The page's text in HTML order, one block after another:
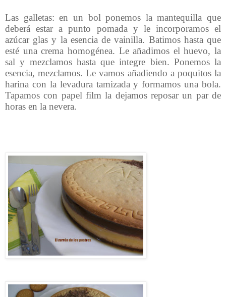
Las galletas: en un bol ponemos la mantequilla que
deberá estar a punto pomada y le incorporamos el
azúcar glas y la esencia de vainilla. Batimos hasta que
esté una crema homogénea. Le añadimos el huevo, la
sal y mezclamos hasta que integre bien. Ponemos la
esencia, mezclamos. Le vamos añadiendo a poquitos la
harina con la levadura tamizada y formamos una bola.
Tapamos con papel film la dejamos reposar un par de
horas en la nevera.